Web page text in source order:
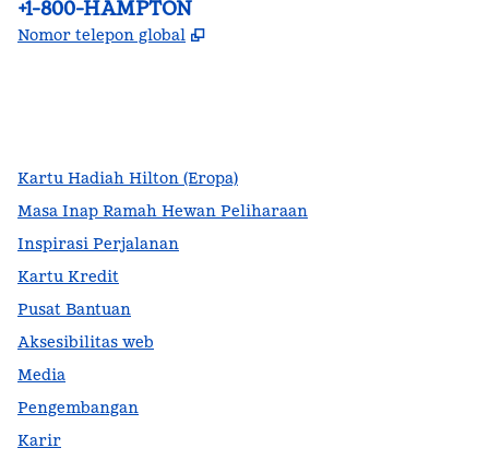
Telepon:
+1-800-HAMPTON
Nomor telepon global ,
Kartu Hadiah Hilton (Eropa)
Masa Inap Ramah Hewan Peliharaan
Inspirasi Perjalanan
Kartu Kredit
Pusat Bantuan
Aksesibilitas web
Media
Pengembangan
Karir